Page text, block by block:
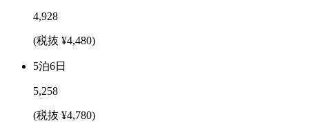
4,928
(税抜 ¥4,480)
5泊6日
5,258
(税抜 ¥4,780)